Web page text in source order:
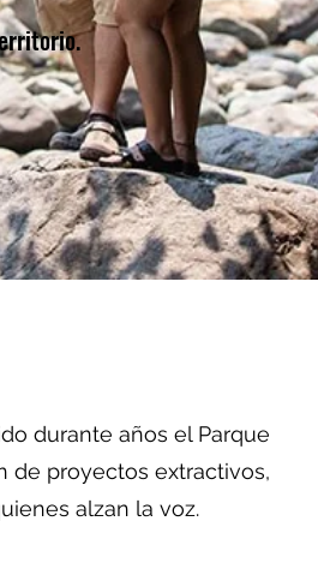
durante años el Parque
de proyectos extractivos,
alzan la voz.